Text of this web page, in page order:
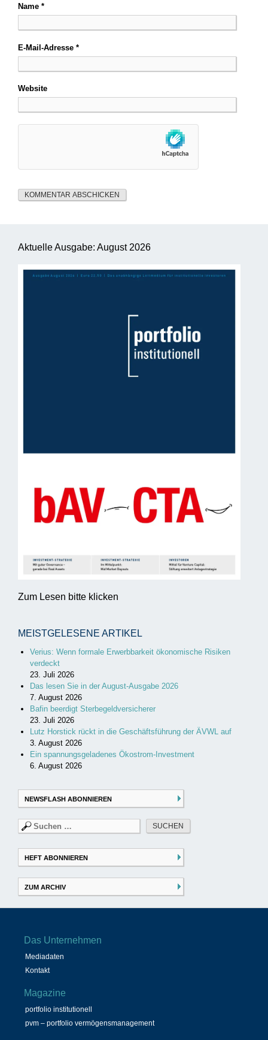
Name *
E-Mail-Adresse *
Website
Aktuelle Ausgabe: August 2026
Zum Lesen bitte klicken
MEISTGELESENE ARTIKEL
Verius: Wenn formale Erwerbbarkeit ökonomische Risiken
verdeckt
23. Juli 2026
Das lesen Sie in der August-Ausgabe 2026
7. August 2026
Bafin beerdigt Sterbegeldversicherer
23. Juli 2026
Lutz Horstick rückt in die Geschäftsführung der ÄVWL auf
3. August 2026
Ein spannungsgeladenes Ökostrom-Investment
6. August 2026
NEWSFLASH ABONNIEREN
Suchen
nach:
HEFT ABONNIEREN
ZUM ARCHIV
Das Unternehmen
Mediadaten
Kontakt
Magazine
portfolio institutionell
pvm – portfolio vermögensmanagement